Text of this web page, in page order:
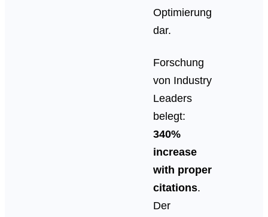
Optimierung
dar.
Forschung
von Industry
Leaders
belegt:
340%
increase
with proper
citations.
Der